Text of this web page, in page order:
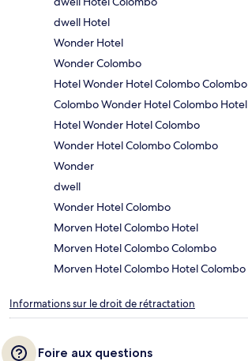
dwell Hotel
Wonder Hotel
Wonder Colombo
Hotel Wonder Hotel Colombo Colombo
Colombo Wonder Hotel Colombo Hotel
Hotel Wonder Hotel Colombo
Wonder Hotel Colombo Colombo
Wonder
dwell
Wonder Hotel Colombo
Morven Hotel Colombo Hotel
Morven Hotel Colombo Colombo
Morven Hotel Colombo Hotel Colombo
Informations sur le droit de rétractation
Foire aux questions